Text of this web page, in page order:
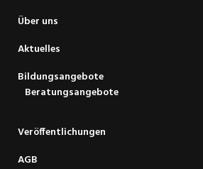
Über uns
Aktuelles
Bildungsangebote
Beratungsangebote
Veröffentlichungen
AGB